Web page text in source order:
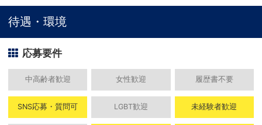
待遇・環境
応募要件
中高齢者歓迎 女性歓迎 履歴書不要
SNS応募・質問可 LGBT歓迎 未経験者歓迎